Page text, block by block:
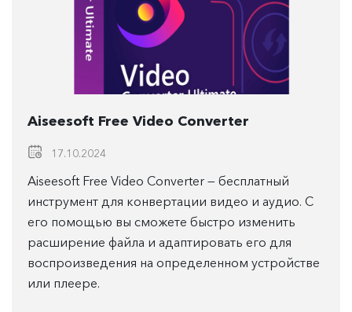
Aiseesoft Free Video Converter
17.10.2024
Aiseesoft Free Video Converter — бесплатный
инструмент для конвертации видео и аудио. С
его помощью вы сможете быстро изменить
расширение файла и адаптировать его для
воспроизведения на определенном устройстве
или плеере.